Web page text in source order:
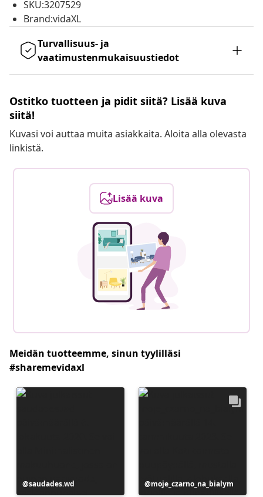
SKU:3207529
Brand:vidaXL
Turvallisuus- ja
vaatimustenmukaisuustiedot
Ostitko tuotteen ja pidit siitä? Lisää kuva
siitä!
Kuvasi voi auttaa muita asiakkaita. Aloita alla olevasta
linkistä.
Lisää kuva
Meidän tuotteemme, sinun tyylilläsi
#sharemevidaxl
Julkaissut
saudades.wd Julkaissut
moje_czarno_na_bialym